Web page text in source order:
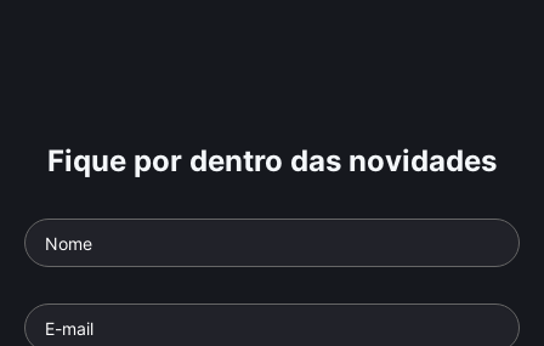
Fique por dentro das novidades